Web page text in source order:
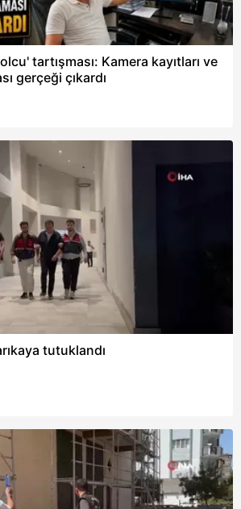
tartışması: Kamera kayıtları ve
gerçeği çıkardı
tutuklandı